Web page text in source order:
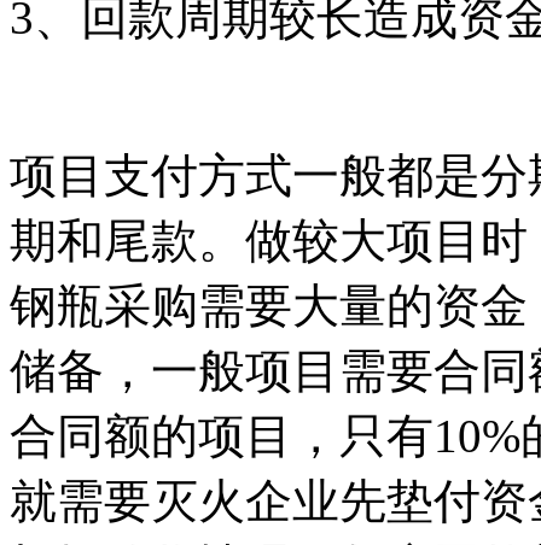
3、回款周期较长造成资
项目支付方式一般都是
期和尾款。做较大项目
钢瓶采购需要大量的资
储备，一般项目需要合
合同额的项目，只有
就需要灭火企业先垫付